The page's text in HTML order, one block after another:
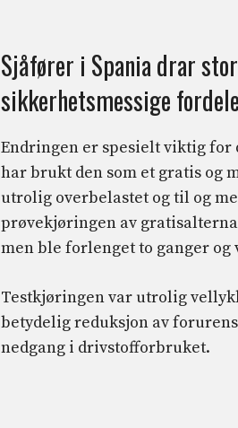
Sjåfører i Spania drar
sikkerhetsmessige
Endringen er spesielt viktig for
har brukt den som et gratis og
utrolig overbelastet og til og
prøvekjøringen av
men ble forlenget to ganger
Testkjøringen var utrolig
betydelig reduksjon av
nedgang i drivstofforbruket.